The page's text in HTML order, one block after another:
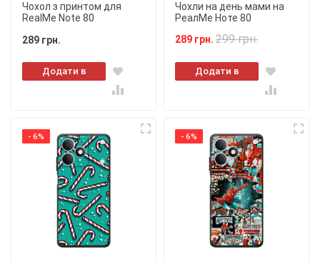
Чохол з принтом для
RealMe Note 80
289 грн.
Додати в
кошик
Чохли на день мами на
РеалМе Ноте 80
289 грн. 299 грн.
Додати в
кошик
- 6% - 6%